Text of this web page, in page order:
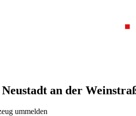
an der
ummelden